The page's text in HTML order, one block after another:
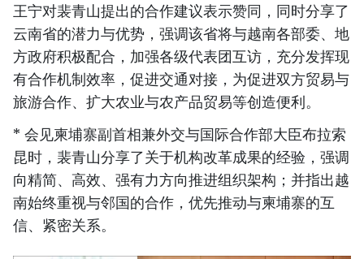
王宁对裴青山提出的合作建议表示赞同，同时分享了
云南省的潜力与优势，强调该省将与越南各部委、地
方政府积极配合，加强各级代表团互访，充分发挥现
有合作机制效率，促进交通对接，为促进双方贸易与
旅游合作、扩大农业与农产品贸易等创造便利。
* 会见柬埔寨副首相兼外交与国际合作部大臣布拉索
昆时，裴青山分享了关于机构改革成果的经验，强调
向精简、高效、强有力方向推进组织架构；并指出越
南始终重视与邻国的合作，优先推动与柬埔寨的互
信、紧密关系。